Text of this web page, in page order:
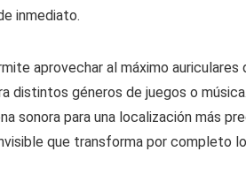
inmediato.
aprovechar al máximo auriculares
distintos géneros de juegos o
sonora para una localización más
que transforma por completo